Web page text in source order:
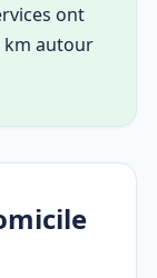
ont
km autour